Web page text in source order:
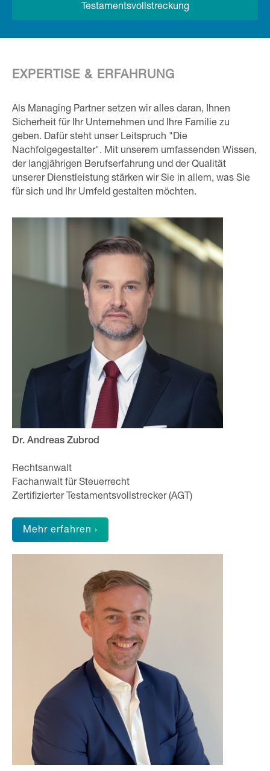
Testaments­vollstreckung
EXPERTISE & ERFAHRUNG
Als Managing Partner setzen wir alles daran, Ihnen
Sicherheit für Ihr Unternehmen und Ihre Familie zu
geben. Dafür steht unser Leitspruch "Die
Nachfolgegestalter". Mit unserem umfassenden Wissen,
der langjährigen Berufserfahrung und der Qualität
unserer Dienstleistung stärken wir Sie in allem, was Sie
für sich und Ihr Umfeld gestalten möchten.
Dr. Andreas Zubrod
Rechtsanwalt
Fachanwalt für Steuerrecht
Zertifizierter Testamentsvollstrecker (AGT)
Mehr erfahren ›